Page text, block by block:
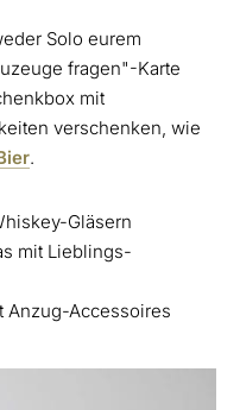
Solo eurem
fragen"-Karte
mit
verschenken, wie
.
Gläsern
mit Lieblings-
Anzug-Accessoires